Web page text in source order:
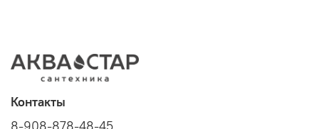
Контакты